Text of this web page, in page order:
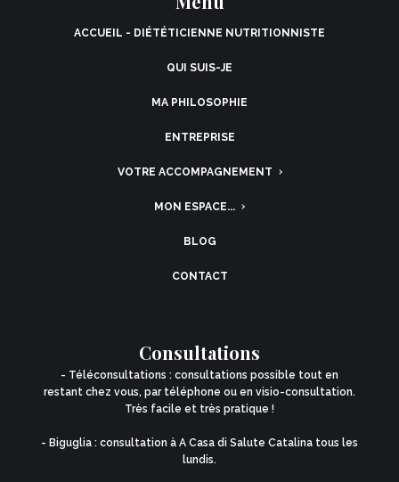
ACCUEIL - DIÉTÉTICIENNE NUTRITIONNISTE
QUI SUIS-JE
MA PHILOSOPHIE
ENTREPRISE
VOTRE ACCOMPAGNEMENT
MON ESPACE...
BLOG
CONTACT
Consultations
- Téléconsultations : consultations possible tout en
restant chez vous, par téléphone ou en visio-consultation.
Très facile et très pratique !
- Biguglia : consultation à A Casa di Salute Catalina tous les
lundis.